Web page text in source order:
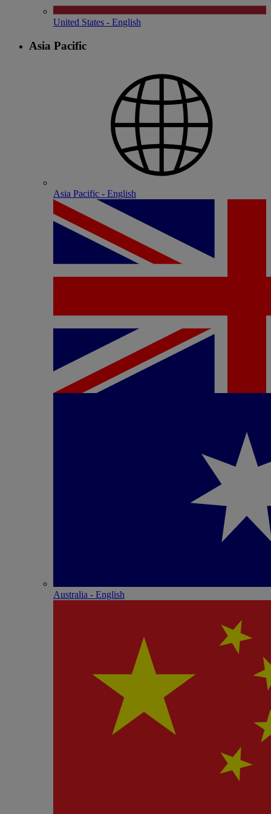
United States - English
Asia Pacific
Asia Pacific - English
Australia - English